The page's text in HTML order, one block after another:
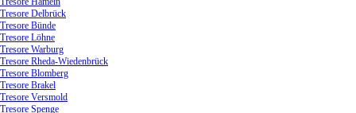
Tresore Delbrück
Tresore Bünde
Tresore Löhne
Tresore Warburg
Tresore Rheda-Wiedenbrück
Tresore Blomberg
Tresore Brakel
Tresore Versmold
Tresore Spenge